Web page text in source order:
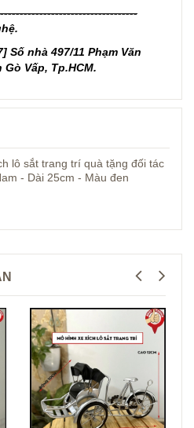
nhà 497/11 Phạm Văn
Vấp, Tp.HCM.
lô sắt trang trí quà tặng đối tác
- Dài 25cm - Màu đen